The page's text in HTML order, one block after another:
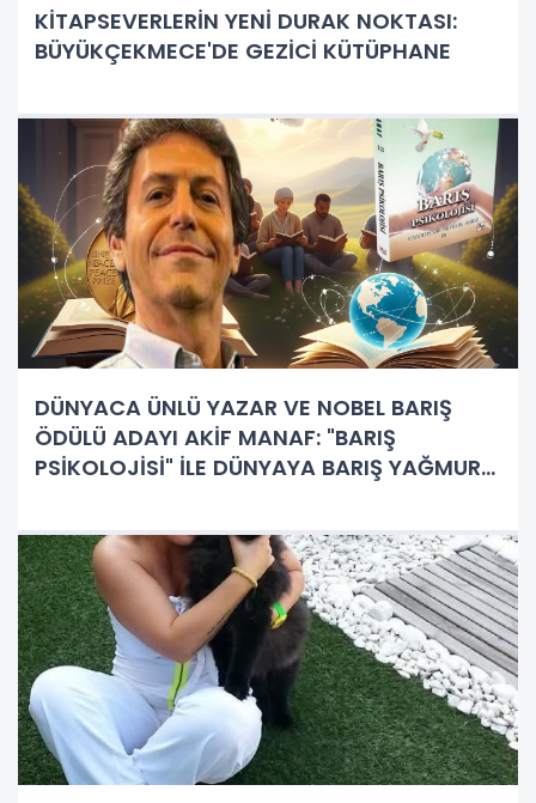
KİTAPSEVERLERİN YENİ DURAK NOKTASI:
BÜYÜKÇEKMECE'DE GEZİCİ KÜTÜPHANE
DÜNYACA ÜNLÜ YAZAR VE NOBEL BARIŞ
ÖDÜLÜ ADAYI AKİF MANAF: "BARIŞ
PSİKOLOJİSİ" İLE DÜNYAYA BARIŞ YAĞMURU